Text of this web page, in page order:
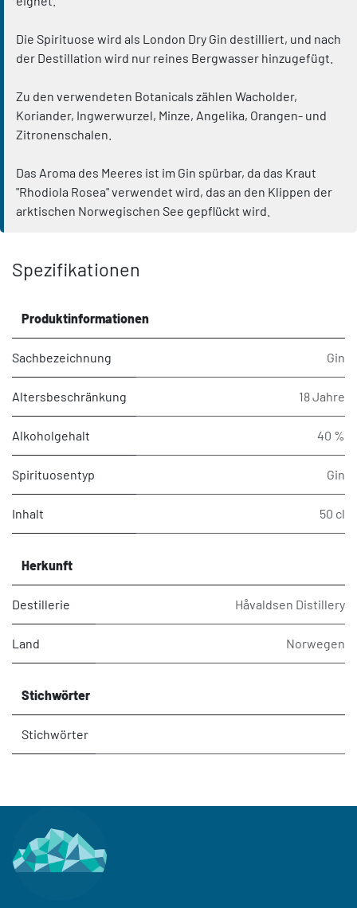
Die Spirituose wird als London Dry Gin destilliert, und nach
der Destillation wird nur reines Bergwasser hinzugefügt.
Zu den verwendeten Botanicals zählen Wacholder,
Koriander, Ingwerwurzel, Minze, Angelika, Orangen- und
Zitronenschalen.
Das Aroma des Meeres ist im Gin spürbar, da das Kraut
"Rhodiola Rosea" verwendet wird, das an den Klippen der
arktischen Norwegischen See gepflückt wird.
Spezifikationen
Produktinformationen
Sachbezeichnung Gin
Altersbeschränkung 18 Jahre
Alkoholgehalt 40 %
Spirituosentyp Gin
Inhalt 50 cl
Herkunft
Destillerie Håvaldsen Distillery
Land Norwegen
Stichwörter
Stichwörter